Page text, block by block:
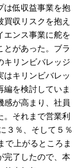
は低収益事業を抱
収リスクを抱え
エンス事業に舵を
とがあった。ブラ
キリンビバレッジ
はキリンビバレッ
編を検討していま
感が高まり、社員
それまで営業利
３％、そして５％
で上がるところま
完了したので、本